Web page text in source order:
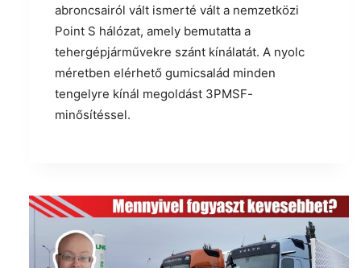
abroncsairól vált ismerté vált a nemzetközi
Point S hálózat, amely bemutatta a
tehergépjárművekre szánt kínálatát. A nyolc
méretben elérhető gumicsalád minden
tengelyre kínál megoldást 3PMSF-
minősítéssel.